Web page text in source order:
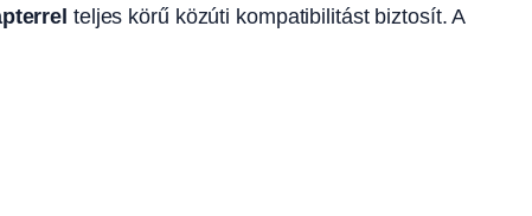
teljes körű közúti kompatibilitást biztosít. A